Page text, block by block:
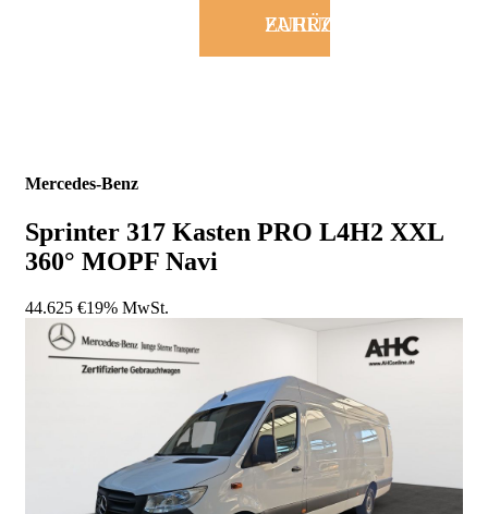
ZURÜCK ZUR FAHRZEUGSUCHE
Mercedes-Benz
Sprinter 317 Kasten PRO L4H2 XXL
360° MOPF Navi
44.625 €19% MwSt.